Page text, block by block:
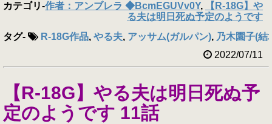
カテゴリ-作者：アンブレラ ◆BcmEGUVv0Y,
【R-18G】や
る夫は明日死ぬ予定のようです
タグ- R-18G作品, やる夫, アッサム(ガルパン), 乃木園子(結
2022/07/11
【R-18G】やる夫は明日死ぬ予
定のようです 11話